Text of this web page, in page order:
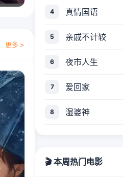
更多 >
4 真情国语
5 亲戚不计较
6 夜市人生
7 爱回家
8 湿婆神
🎬 本周热门电影